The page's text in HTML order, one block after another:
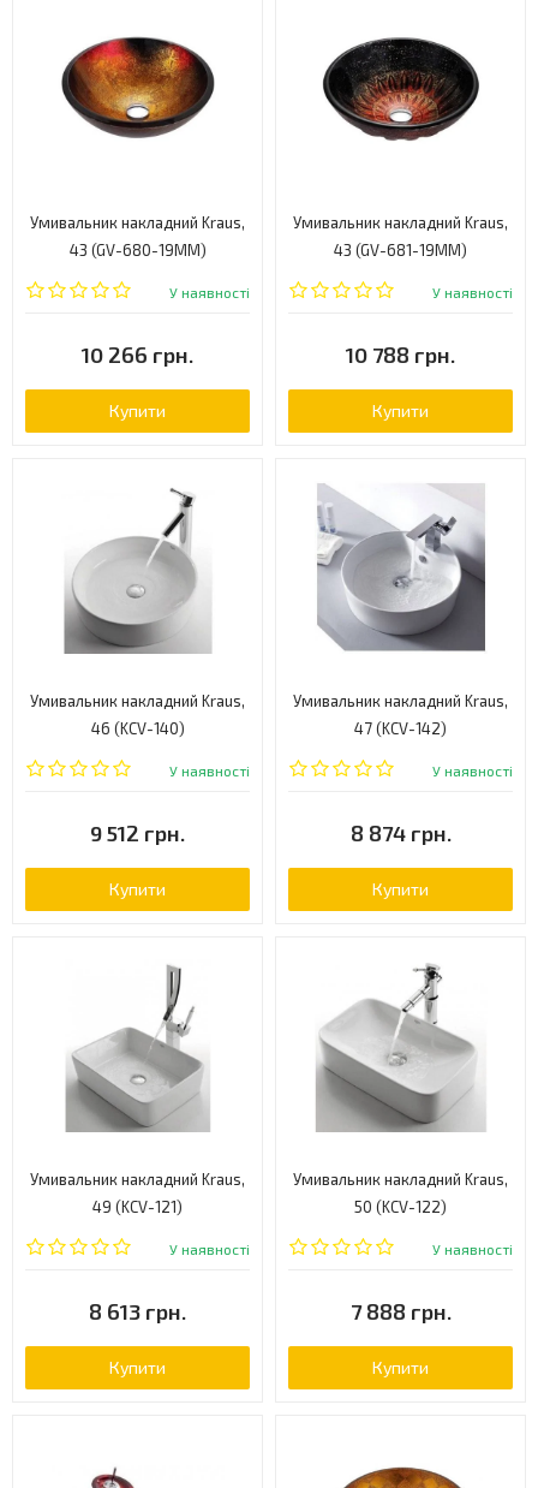
Умивальник накладний Kraus,
43 (GV-680-19MM)
У наявності
10 266 грн.
Купити
Умивальник накладний Kraus,
43 (GV-681-19MM)
У наявності
10 788 грн.
Купити
Умивальник накладний Kraus,
46 (KCV-140)
У наявності
9 512 грн.
Купити
Умивальник накладний Kraus,
47 (KCV-142)
У наявності
8 874 грн.
Купити
Умивальник накладний Kraus,
49 (KCV-121)
У наявності
8 613 грн.
Купити
Умивальник накладний Kraus,
50 (KCV-122)
У наявності
7 888 грн.
Купити